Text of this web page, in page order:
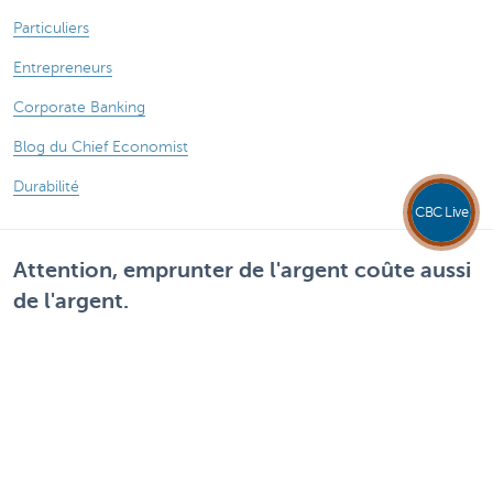
Particuliers
Entrepreneurs
Corporate Banking
Blog du Chief Economist
Durabilité
Attention, emprunter de l'argent coûte aussi
de l'argent.
CBC Live